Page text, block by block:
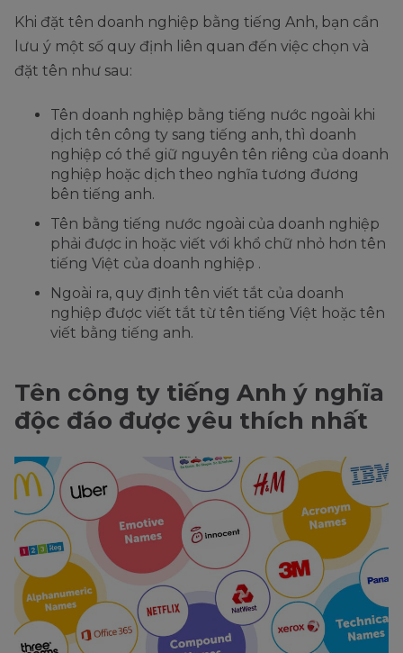
Khi đặt tên doanh nghiệp bằng tiếng Anh, bạn cần
lưu ý một số quy định liên quan đến việc chọn và
đặt tên như sau:
Tên doanh nghiệp bằng tiếng nước ngoài khi
dịch tên công ty sang tiếng anh, thì doanh
nghiệp có thể giữ nguyên tên riêng của doanh
nghiệp hoặc dịch theo nghĩa tương đương
bên tiếng anh.
Tên bằng tiếng nước ngoài của doanh nghiệp
phải được in hoặc viết với khổ chữ nhỏ hơn tên
tiếng Việt của doanh nghiệp .
Ngoài ra, quy định tên viết tắt của doanh
nghiệp được viết tắt từ tên tiếng Việt hoặc tên
viết bằng tiếng anh.
Tên công ty tiếng Anh ý nghĩa
độc đáo được yêu thích nhất